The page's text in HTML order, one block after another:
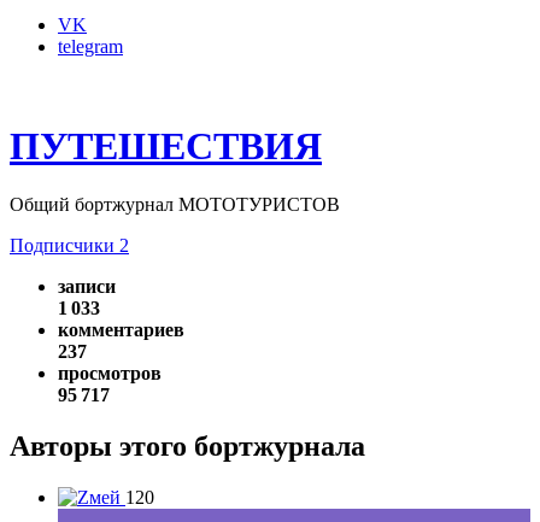
VK
telegram
ПУТЕШЕСТВИЯ
Общий бортжурнал МОТОТУРИСТОВ
Подписчики 2
записи
1 033
комментариев
237
просмотров
95 717
Авторы этого бортжурнала
120